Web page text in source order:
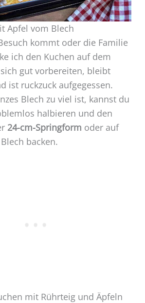
Apfel vom Blech
kommt oder die Familie
ich den Kuchen auf dem
gut vorbereiten, bleibt
ist ruckzuck aufgegessen.
Blech zu viel ist, kannst du
halbieren und den
24-cm-Springform oder auf
backen.
mit Rührteig und Äpfeln